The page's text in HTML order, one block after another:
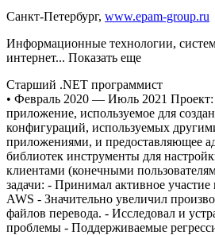
Санкт-Петербург, www.epam-group.ru
Информационные технологии,
интернет... Показать еще
Старший .NET программист
• Февраль 2020 — Июль 2021
приложение, используемое для
конфигураций, используемых
приложениями, и предоставляющее
библиотек инструменты для
клиентами (конечными
задачи: - Принимал активное
AWS - Значительно увеличил
файлов перевода. - Исследовал и
проблемы - Поддерживаемые